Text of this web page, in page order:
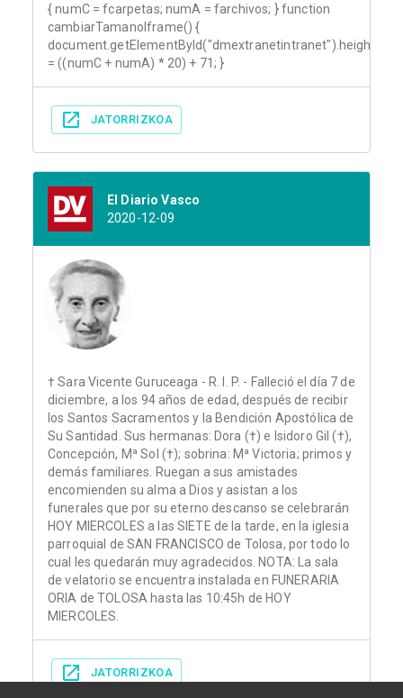
{ numC = fcarpetas; numA = farchivos; } function
cambiarTamanoIframe() {
document.getElementById("dmextranetintranet").height
= ((numC + numA) * 20) + 71; }
JATORRIZKOA
El Diario Vasco
2020-12-09
† Sara Vicente Guruceaga - R. I. P. - Falleció el día 7 de
diciembre, a los 94 años de edad, después de recibir
los Santos Sacramentos y la Bendición Apostólica de
Su Santidad. Sus hermanas: Dora (†) e Isidoro Gil (†),
Concepción, Mª Sol (†); sobrina: Mª Victoria; primos y
demás familiares. Ruegan a sus amistades
encomienden su alma a Dios y asistan a los
funerales que por su eterno descanso se celebrarán
HOY MIERCOLES a las SIETE de la tarde, en la iglesia
parroquial de SAN FRANCISCO de Tolosa, por todo lo
cual les quedarán muy agradecidos. NOTA: La sala
de velatorio se encuentra instalada en FUNERARIA
ORIA de TOLOSA hasta las 10:45h de HOY
MIERCOLES.
JATORRIZKOA